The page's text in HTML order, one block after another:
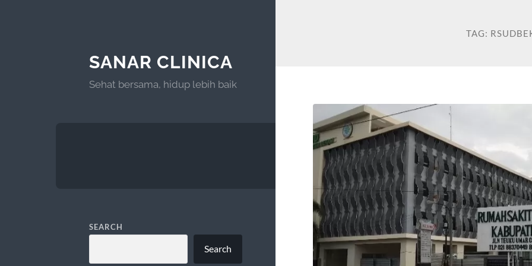
SANAR CLINICA
Sehat bersama, hidup lebih baik
SEARCH
Search
TAG: